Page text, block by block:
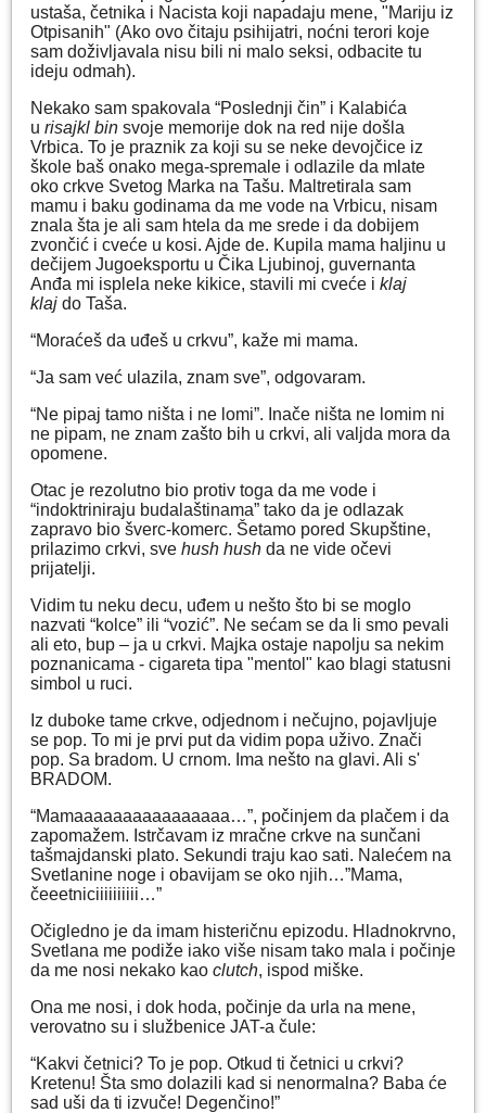
ustaša, četnika i Nacista koji napadaju mene, "Mariju iz
Otpisanih" (Ako ovo čitaju psihijatri, noćni terori koje
sam doživljavala nisu bili ni malo seksi, odbacite tu
ideju odmah).
Nekako sam spakovala “Poslednji čin” i Kalabića
u risajkl bin svoje memorije dok na red nije došla
Vrbica. To je praznik za koji su se neke devojčice iz
škole baš onako mega-spremale i odlazile da mlate
oko crkve Svetog Marka na Tašu. Maltretirala sam
mamu i baku godinama da me vode na Vrbicu, nisam
znala šta je ali sam htela da me srede i da dobijem
zvončić i cveće u kosi. Ajde de. Kupila mama haljinu u
dečijem Jugoeksportu u Čika Ljubinoj, guvernanta
Anđa mi isplela neke kikice, stavili mi cveće i klaj
klaj do Taša.
“Moraćeš da uđeš u crkvu”, kaže mi mama.
“Ja sam već ulazila, znam sve”, odgovaram.
“Ne pipaj tamo ništa i ne lomi”. Inače ništa ne lomim ni
ne pipam, ne znam zašto bih u crkvi, ali valjda mora da
opomene.
Otac je rezolutno bio protiv toga da me vode i
“indoktriniraju budalaštinama” tako da je odlazak
zapravo bio šverc-komerc. Šetamo pored Skupštine,
prilazimo crkvi, sve hush hush da ne vide očevi
prijatelji.
Vidim tu neku decu, uđem u nešto što bi se moglo
nazvati “kolce” ili “vozić”. Ne sećam se da li smo pevali
ali eto, bup – ja u crkvi. Majka ostaje napolju sa nekim
poznanicama - cigareta tipa "mentol" kao blagi statusni
simbol u ruci.
Iz duboke tame crkve, odjednom i nečujno, pojavljuje
se pop. To mi je prvi put da vidim popa uživo. Znači
pop. Sa bradom. U crnom. Ima nešto na glavi. Ali s'
BRADOM.
“Mamaaaaaaaaaaaaaaaa…”, počinjem da plačem i da
zapomažem. Istrčavam iz mračne crkve na sunčani
tašmajdanski plato. Sekundi traju kao sati. Nalećem na
Svetlanine noge i obavijam se oko njih…”Mama,
čeeetniciiiiiiiiii…”
Očigledno je da imam histeričnu epizodu. Hladnokrvno,
Svetlana me podiže iako više nisam tako mala i počinje
da me nosi nekako kao clutch, ispod miške.
Ona me nosi, i dok hoda, počinje da urla na mene,
verovatno su i službenice JAT-a čule:
“Kakvi četnici? To je pop. Otkud ti četnici u crkvi?
Kretenu! Šta smo dolazili kad si nenormalna? Baba će
sad uši da ti izvuče! Degenčino!”